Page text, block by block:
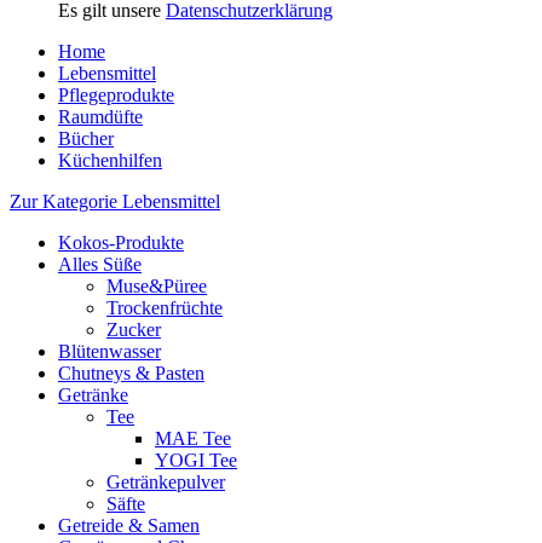
Es gilt unsere Datenschutzerklärung
Home
Lebensmittel
Pflegeprodukte
Raumdüfte
Bücher
Küchenhilfen
Zur Kategorie Lebensmittel
Kokos-Produkte
Alles Süße
Muse&Püree
Trockenfrüchte
Zucker
Blütenwasser
Chutneys & Pasten
Getränke
Tee
MAE Tee
YOGI Tee
Getränkepulver
Säfte
Getreide & Samen